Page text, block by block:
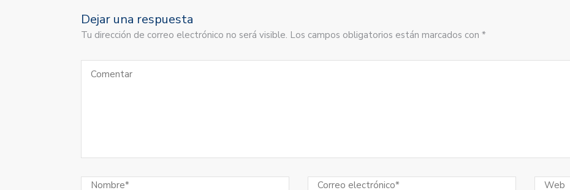
Dejar una respuesta
Tu dirección de correo electrónico no será visible. Los campos obligatorios están marcados con *